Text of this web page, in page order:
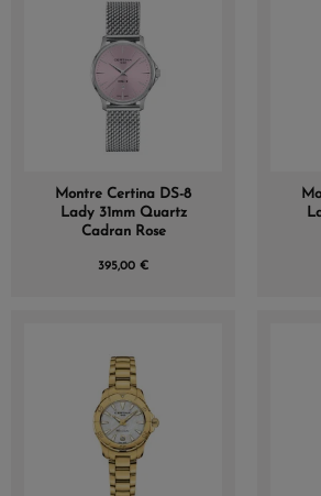
Montre Certina DS-8
Lady 31mm Quartz
Cadran Rose
395,00 €